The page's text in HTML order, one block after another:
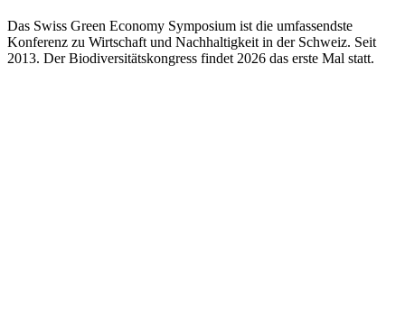
Das Swiss Green Economy Symposium ist die umfassendste
Konferenz zu Wirtschaft und Nachhaltigkeit in der Schweiz. Seit
2013. Der Biodiversitätskongress findet 2026 das erste Mal statt.